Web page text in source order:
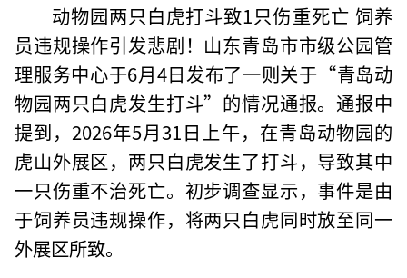
动物园两只白虎打斗致1只伤重死亡 饲养
员违规操作引发悲剧！山东青岛市市级公园管
理服务中心于6月4日发布了一则关于“青岛动
物园两只白虎发生打斗”的情况通报。通报中
提到，2026年5月31日上午，在青岛动物园的
虎山外展区，两只白虎发生了打斗，导致其中
一只伤重不治死亡。初步调查显示，事件是由
于饲养员违规操作，将两只白虎同时放至同一
外展区所致。